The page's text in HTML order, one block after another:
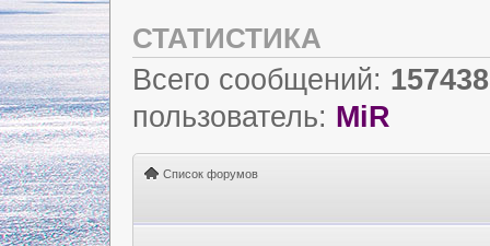
СТАТИСТИКА
Всего сообщений: 157438
пользователь: MiR
Список форумов